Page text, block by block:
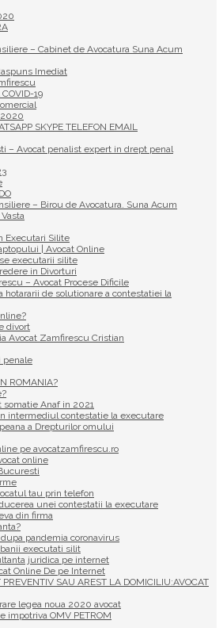
– Cabinet de Avocatura Suna Acum
Imediat
19
SKYPE TELEFON EMAIL
– Avocat penalist expert in drept penal
– Birou de Avocatura. Suna Acum
Executari Silite
| Avocat Online
executarii silite
in Divorturi
– Avocat Procese Dificile
hotararii de solutionare a contestatiei la
divort
Avocat Zamfirescu Cristian
penale
ROMANIA?
somatie Anaf in 2021
intermediul contestatie la executare
a Drepturilor omului
pe avocatzamfirescu.ro
online
tau prin telefon
unei contestatii la executare
din firma
pandemia coronavirus
executati silit
juridica pe internet
Online De pe Internet
SAU AREST LA DOMICILIU:AVOCAT
legea noua 2020 avocat
impotriva OMV PETROM